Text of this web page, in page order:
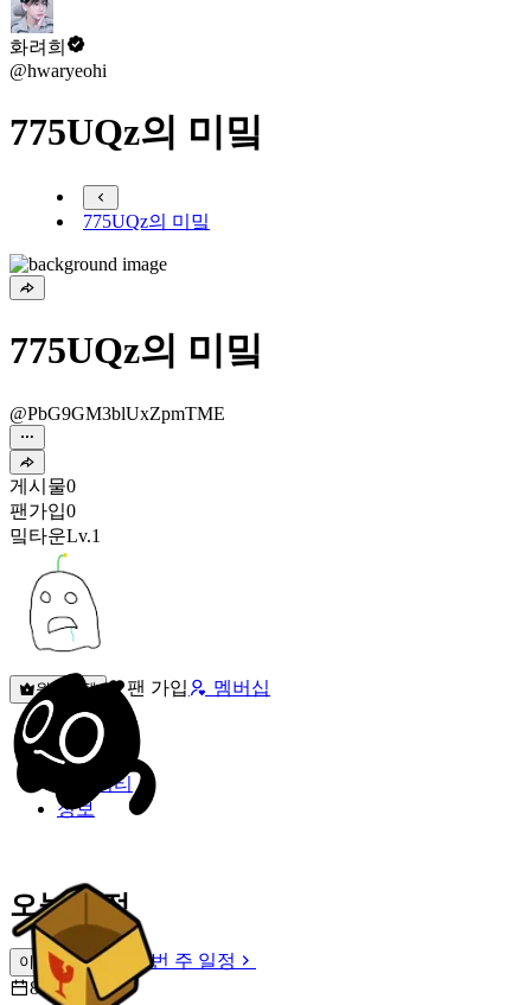
화려희
@hwaryeohi
775UQz의 미밐
775UQz의 미밐
775UQz의 미밐
@PbG9GM3blUxZpmTME
게시물0
팬가입0
밐타운Lv.1
원픽선택 팬 가입 멤버십
밐타운
피드
커뮤니티
정보
오늘 일정
이번 주 일정
이번 주 일정
8월 9일 [일]